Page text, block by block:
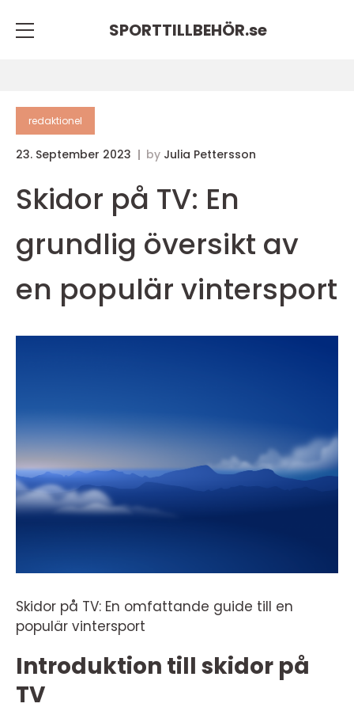
SPORTTILLBEHÖR.se
redaktionel
23. September 2023 by Julia Pettersson
Skidor på TV: En
grundlig översikt av
en populär vintersport
Skidor på TV: En omfattande guide till en
populär vintersport
Introduktion till skidor på
TV